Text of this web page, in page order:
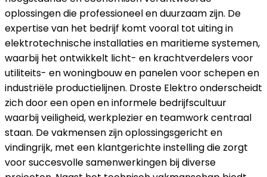
oplossingen die professioneel en duurzaam zijn. De
expertise van het bedrijf komt vooral tot uiting in
elektrotechnische installaties en maritieme systemen,
waarbij het ontwikkelt licht- en krachtverdelers voor
utiliteits- en woningbouw en panelen voor schepen en
industriële productielijnen. Droste Elektro onderscheidt
zich door een open en informele bedrijfscultuur
waarbij veiligheid, werkplezier en teamwork centraal
staan. De vakmensen zijn oplossingsgericht en
vindingrijk, met een klantgerichte instelling die zorgt
voor succesvolle samenwerkingen bij diverse